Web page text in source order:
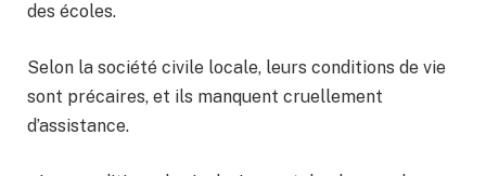
des écoles.
Selon la société civile locale, leurs conditions de vie
sont précaires, et ils manquent cruellement
d’assistance.